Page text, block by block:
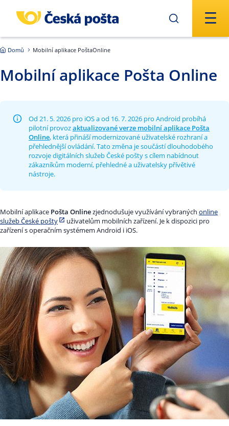
Domů Mobilní aplikace PoštaOnline
Mobilní aplikace Pošta Online
Od 21. 5. 2026 pro iOS a od 16. 7. 2026 pro Android probíhá
pilotní provozaktualizované verze mobilní aplikace Pošta
Online, která přináší modernizované uživatelské rozhraní a
přehlednější ovládání. Tato změna je součástí dlouhodobého
rozvoje digitálních služeb České pošty s cílem nabídnout
zákazníkům moderní, přehledné a uživatelsky přívětivé
nástroje.
Mobilní aplikace Pošta Onlinezjednodušuje využívání vybraných online
služeb České pošty
uživatelům mobilních zařízení. Je k dispozici pro
zařízení s operačním systémem Android i iOS.